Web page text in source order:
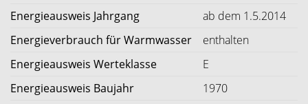
Energieausweis Jahrgang
ab dem 1.5.2014
Energieverbrauch für Warmwasser
enthalten
Energieausweis Werteklasse
E
Energieausweis Baujahr
1970